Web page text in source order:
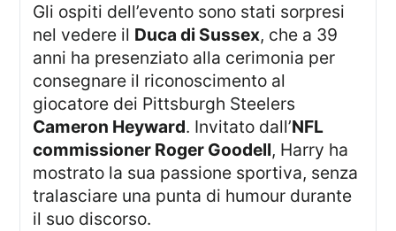
Gli ospiti dell’evento sono stati sorpresi
nel vedere il Duca di Sussex, che a 39
anni ha presenziato alla cerimonia per
consegnare il riconoscimento al
giocatore dei Pittsburgh Steelers
Cameron Heyward. Invitato dall’NFL
commissioner Roger Goodell, Harry ha
mostrato la sua passione sportiva, senza
tralasciare una punta di humour durante
il suo discorso.